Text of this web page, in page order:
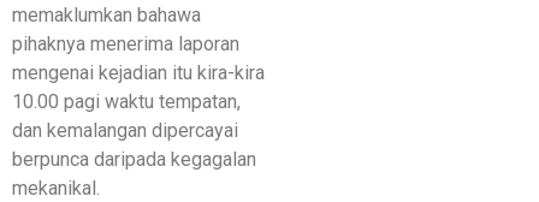
memaklumkan bahawa
pihaknya menerima laporan
mengenai kejadian itu kira-kira
10.00 pagi waktu tempatan,
dan kemalangan dipercayai
berpunca daripada kegagalan
mekanikal.